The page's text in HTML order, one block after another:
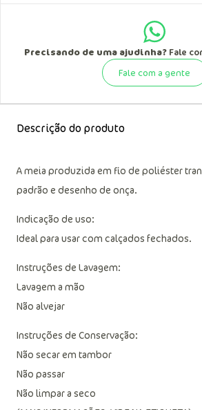
Precisando de uma ajudinha?Fale
Fale com a gente
Descrição do produto
A meia produzida em fio de poliéster
padrão e desenho de onça.
Indicação de uso:
Ideal para usar com calçados fechados.
Instruções de Lavagem:
Lavagem a mão
Não alvejar
Instruções de Conservação:
Não secar em tambor
Não passar
Não limpar a seco